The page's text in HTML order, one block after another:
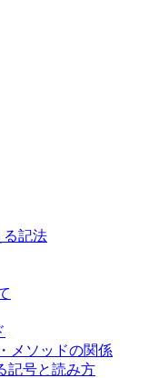
る記法
メソッドの関係
記号と読み方